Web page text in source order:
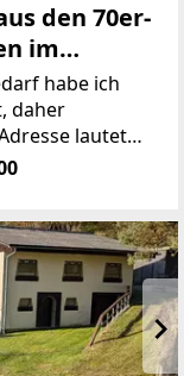
den 70er-
im
habe ich
daher
lautet
: in